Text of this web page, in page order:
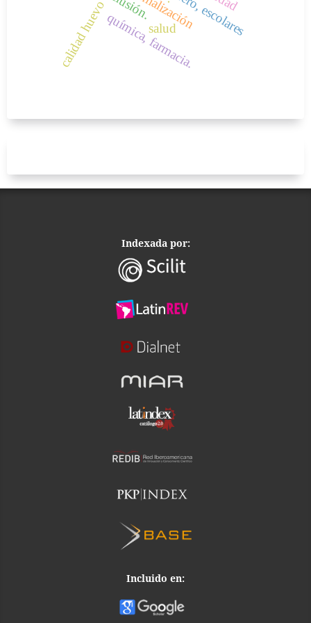
salud
química, farmacia.
calidad huevo
Indexada por:
Incluido en: